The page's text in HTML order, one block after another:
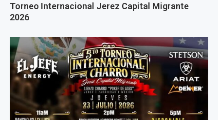
Torneo Internacional Jerez Capital Migrante
2026